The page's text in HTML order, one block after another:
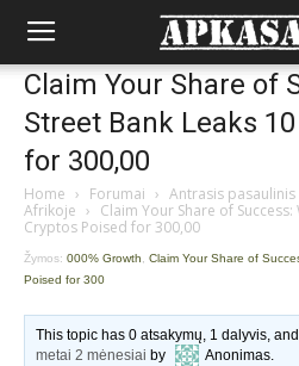
Claim Your Share of
Street Bank Leaks
for 300,00
Home › Forumai › Antrasis
Afrikoje › Claim Your Share of
Cryptos Poised for 300,00
Žymos: 000% Growth
Claim Your Share of
Poised for 300
This topic has 0 atsakymų, 1 dalyvis,
metai 2 mėnesiai by Anonimas.